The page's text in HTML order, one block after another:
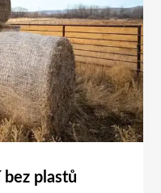
plastů